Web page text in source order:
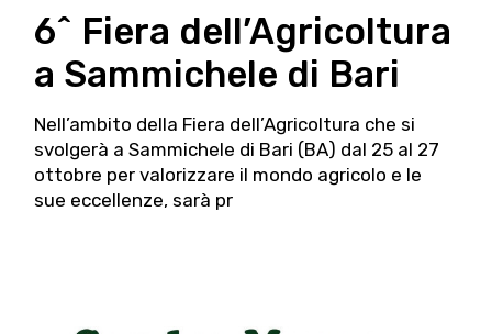
6^ Fiera dell’Agricoltura
a Sammichele di Bari
Nell’ambito della Fiera dell’Agricoltura che si
svolgerà a Sammichele di Bari (BA) dal 25 al 27
ottobre per valorizzare il mondo agricolo e le
sue eccellenze, sarà pr